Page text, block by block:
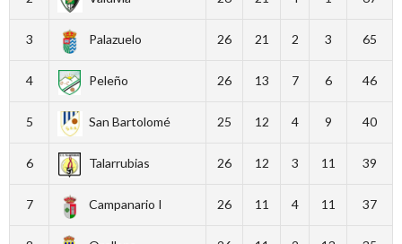
3 Palazuelo 26 21 2 3 65
4 Peleño 26 13 7 6 46
5 San Bartolomé 25 12 4 9 40
6 Talarrubias 26 12 3 11 39
7 Campanario I 26 11 4 11 37